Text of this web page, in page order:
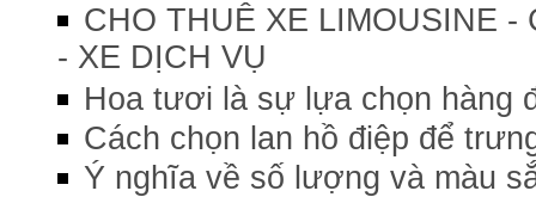
CHO THUÊ XE LIMOUSINE
- XE DỊCH VỤ
Hoa tươi là sự lựa chọn hàng
Cách chọn lan hồ điệp để
Ý nghĩa về số lượng và màu